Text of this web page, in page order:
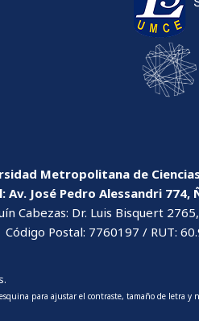
Metropolitana de
Av. José Pedro Alessandri 774,
Cabezas: Dr. Luis Bisquert
Código Postal: 7760197 / RUT:
para ajustar el contraste, tamaño de letra y